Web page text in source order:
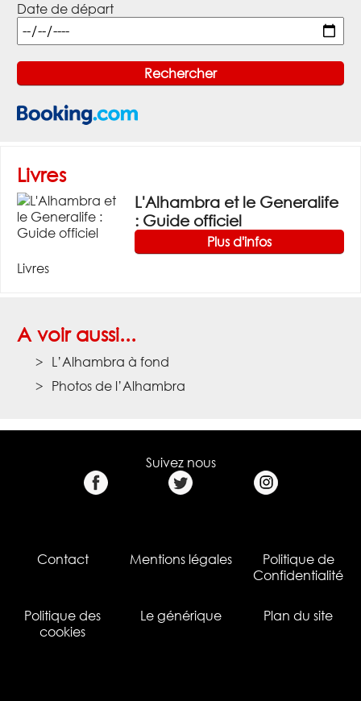
Date de départ
Livres
L'Alhambra et le Generalife
: Guide officiel
Plus d'infos
Livres
A voir aussi...
L’Alhambra à fond
Photos de l’Alhambra
Suivez nous
Contact Mentions légales
Politique de
Confidentialité
Politique des
cookies
Le générique Plan du site